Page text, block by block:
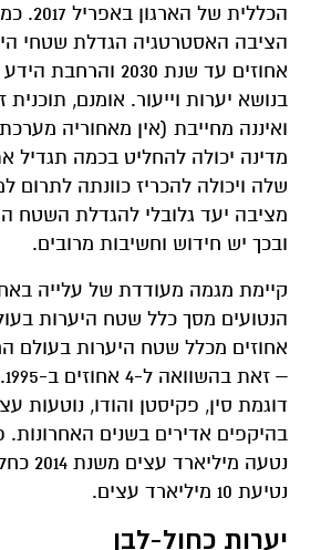
הכללית
אחוזים עד שנת 2030
בנושא יערות וייעור. אומנם, תוכנית
ואיננה מחייבת (אין מאחוריה
מדינה יכולה להחליט בכמה תגדיל
שלה ויכולה להכריז כוונתה לתרום
מציבה יעד גלובלי להגדלת השטח
ובכך יש חידוש וחשיבות מרובים.
קיימת מגמה מעודדת של עלייה
אחוזים מכלל שטח היערות בעולם
דוגמת סין, פקיסטן והודו, נוטעות
בהיקפים אדירים בשנים
נטעה
נטיעת 10 מיליארד עצים.
יערות כחול-לבן